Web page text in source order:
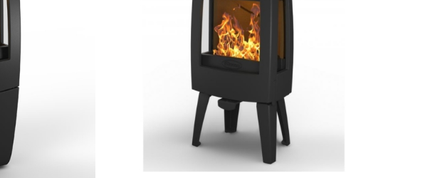
ΛΕΠΤΟΜΈΡΕΙΕΣ